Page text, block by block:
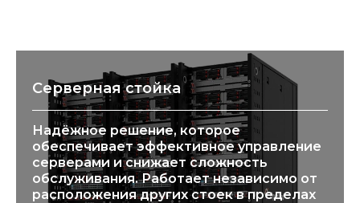
Серверная стойка
Надёжное решение, которое
обеспечивает эффективное управление
серверами и снижает сложность
обслуживания. Работает независимо от
расположения других стоек в пределах